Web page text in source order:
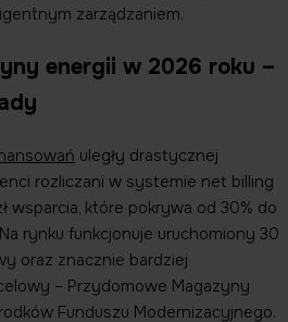
zarządzaniem.
energii w 2026 roku –
uległy drastycznej
rozliczani w systemie net billing
wsparcia, które pokrywa od 30% do
rynku funkcjonuje uruchomiony 30
oraz znacznie bardziej
– Przydomowe Magazyny
Funduszu Modernizacyjnego.